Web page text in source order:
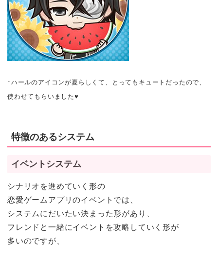
↑ハールのアイコンが夏らしくて、とってもキュートだったので、
使わせてもらいました♥
特徴のあるシステム
イベントシステム
シナリオを進めていく形の
恋愛ゲームアプリのイベントでは、
システムにだいたい決まった形があり、
フレンドと一緒にイベントを攻略していく形が
多いのですが、